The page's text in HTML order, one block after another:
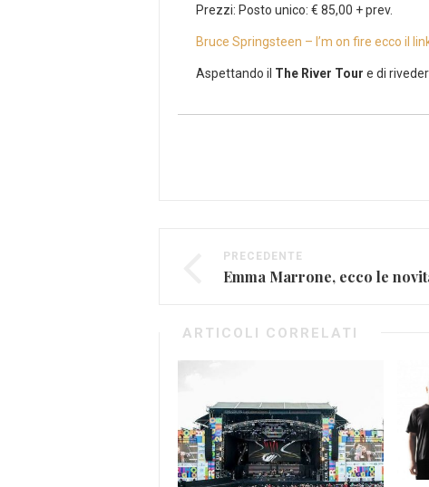
Prezzi: Posto unico: € 85,00 + prev.
Bruce Springsteen – I’m on fire ecco il
Aspettando il The River Tour e di
PRECEDENTE
ARTICOLI CORRELATI